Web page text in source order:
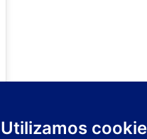
Utilizamos